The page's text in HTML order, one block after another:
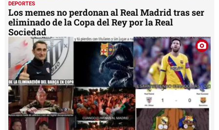
DEPORTES
Los memes no perdonan al Real Madrid tras ser
eliminado de la Copa del Rey por la Real
Sociedad